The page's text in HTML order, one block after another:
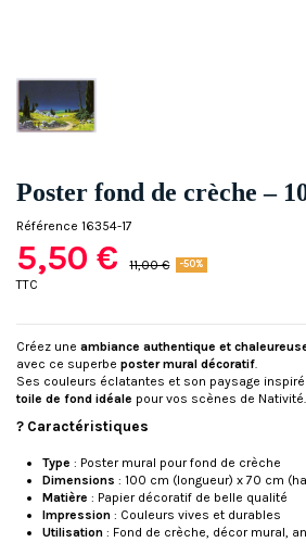
Poster fond de crèche –
Référence 16354-17
5,50 € 11,00 € -50%
TTC
Créez une ambiance authentique et
avec ce superbe poster mural décoratif.
Ses couleurs éclatantes et son paysage
toile de fond idéale pour vos scènes de Nativité.
? Caractéristiques
Type : Poster mural pour fond de crèche
Dimensions : 100 cm (longueur) x 70 cm
Matière : Papier décoratif de belle qualité
Impression : Couleurs vives et durables
Utilisation : Fond de crèche, décor mural,